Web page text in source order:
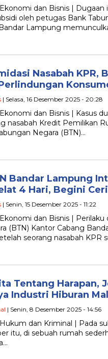
dan Bisnis | Dugaan
oleh petugas Bank
Lampung
Nasabah KPR,
| Selasa, 16 Desember 2025 - 20:28
dan Bisnis | Kasus
nasabah Kredit Pemilikan
Negara (BTN)…
Bandar Lampung
4 Hari, Begini
| Senin, 15 Desember 2025 - 11:22
dan Bisnis |
(BTN) Kantor Cabang
seorang nasabah KPR
Tentang Harapan,
Industri Hiburan
| Senin, 8 Desember 2025 - 14:56
dan Kriminal | Pada
itu, di sebuah rumah